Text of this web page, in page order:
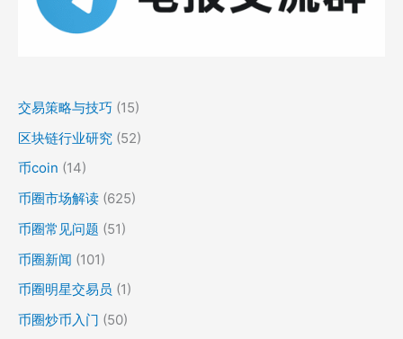
交易策略与技巧 (15)
区块链行业研究 (52)
币coin (14)
币圈市场解读 (625)
币圈常见问题 (51)
币圈新闻 (101)
币圈明星交易员 (1)
币圈炒币入门 (50)